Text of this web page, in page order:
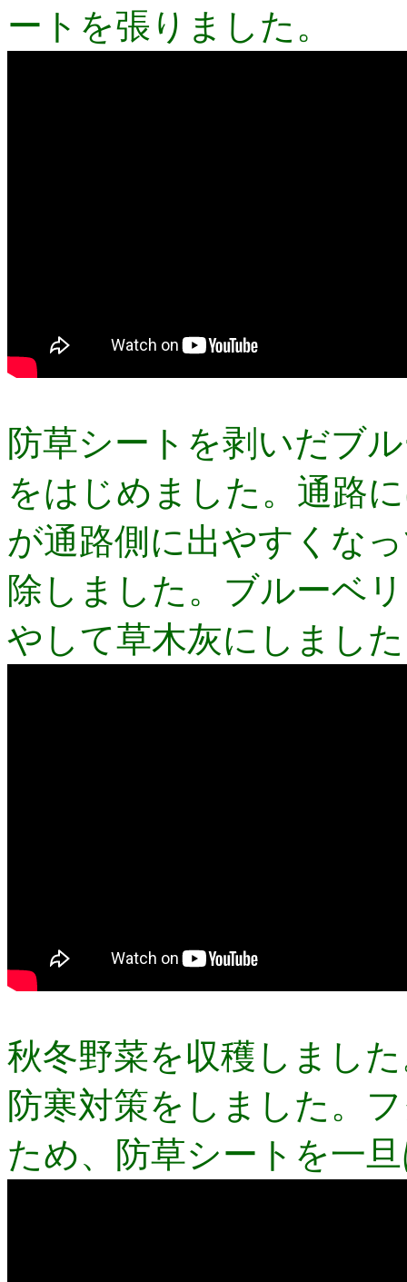
ートを張りました。
防草シートを剥いだブ
をはじめました。通路
が通路側に出やすくな
除しました。ブルーベ
やして草木灰にしまし
秋冬野菜を収穫しまし
防寒対策をしました。
ため、防草シートを一